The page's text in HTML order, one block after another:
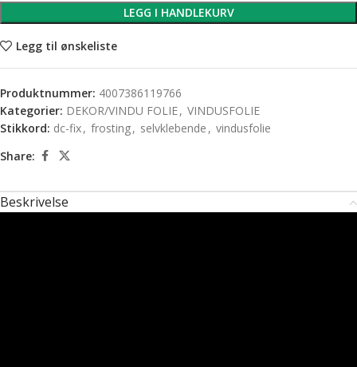
LEGG I HANDLEKURV
Legg til ønskeliste
Produktnummer: 4007386119766
Kategorier: DEKOR/VINDU FOLIE, VINDUSFOLIE
Stikkord: dc-fix, frosting, selvklebende , vindusfolie
Share:
Beskrivelse